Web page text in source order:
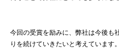
今回の受賞を励みに、弊社は今後も
りを続けていきたいと考えています。